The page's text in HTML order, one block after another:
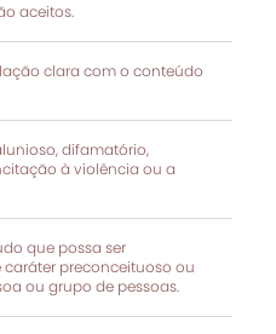
aceitos.
clara com o conteúdo
difamatório,
à violência ou a
que possa ser
preconceituoso ou
ou grupo de pessoas.